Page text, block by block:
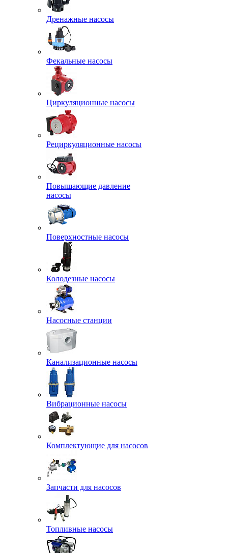
Дренажные насосы
Фекальные насосы
Циркуляционные насосы
Рециркуляционные насосы
Повышающие давление
насосы
Поверхностные насосы
Колодезные насосы
Насосные станции
Канализационные насосы
Вибрационные насосы
Комплектующие для насосов
Запчасти для насосов
Топливные насосы